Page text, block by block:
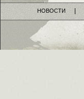
НОВОСТИ